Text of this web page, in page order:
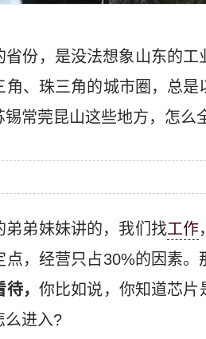
省份，是没法想象山东的
角、珠三角的城市圈，总
常莞昆山这些地方，怎么
弟弟妹妹讲的，我们找工作
，经营只占30%的因素。
， 你比如说，你知道芯片
么进入?